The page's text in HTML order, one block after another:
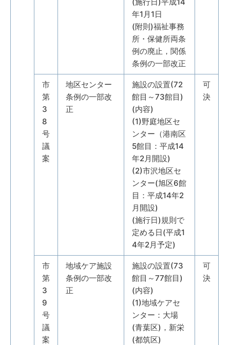
年1月1日
(附則)福祉事務
所・保健所両条
例の廃止，関係
条例の一部改正
市
第
3
8
号
議
案
地区センター
条例の一部改
正
施設の設置(72
館目～73館目)
(内容)
(1)野庭地区セ
ンター（港南区
5館目：平成14
年2月開設)
(2)市沢地区セ
ンター(旭区6館
目：平成14年2
月開設)
(施行日)規則で
定める日(平成1
4年2月予定)
可
決
市
第
3
9
号
議
案
地域ケア施設
条例の一部改
正
施設の設置(73
館目～77館目)
(内容)
(1)地域ケアセ
ンター：大場
(青葉区)，新栄
(都筑区)
可
決